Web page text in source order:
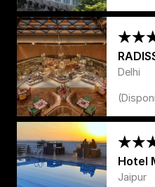
Delhi
Hotel
Jaipur